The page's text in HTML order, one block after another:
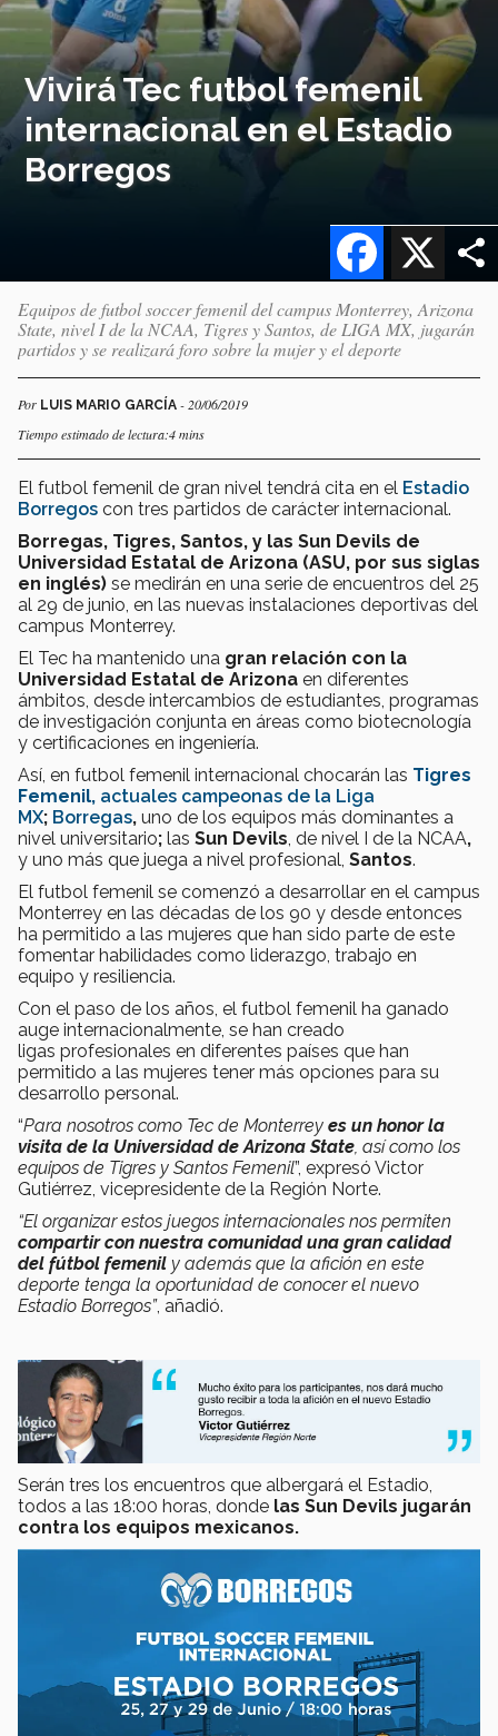
Vivirá Tec futbol femenil
internacional en el Estadio
Borregos
X
Facebook
Equipos de futbol soccer femenil del campus Monterrey, Arizona
State, nivel I de la NCAA, Tigres y Santos, de LIGA MX, jugarán
partidos y se realizará foro sobre la mujer y el deporte
Por LUIS MARIO GARCÍA - 20/06/2019
Tiempo estimado de lectura:4 mins
El futbol femenil de gran nivel tendrá cita en el Estadio
Borregos con tres partidos de carácter internacional.
Borregas, Tigres, Santos, y las Sun Devils de
Universidad Estatal de Arizona (ASU, por sus siglas
en inglés) se medirán en una serie de encuentros del 25
al 29 de junio, en las nuevas instalaciones deportivas del
campus Monterrey.
El Tec ha mantenido una gran relación con la
Universidad Estatal de Arizona en diferentes
ámbitos, desde intercambios de estudiantes, programas
de investigación conjunta en áreas como biotecnología
y certificaciones en ingeniería.
Así, en futbol femenil internacional chocarán las Tigres
Femenil, actuales campeonas de la Liga
MX; Borregas, uno de los equipos más dominantes a
nivel universitario; las Sun Devils , de nivel I de la NCAA,
y uno más que juega a nivel profesional, Santos.
El futbol femenil se comenzó a desarrollar en el campus
Monterrey en las décadas de los 90 y desde entonces
ha permitido a las mujeres que han sido parte de este
fomentar habilidades como liderazgo, trabajo en
equipo y resiliencia.
Con el paso de los años, el futbol femenil ha ganado
auge internacionalmente, se han creado
ligas profesionales en diferentes países que han
permitido a las mujeres tener más opciones para su
desarrollo personal.
“Para nosotros como Tec de Monterrey es un honor la
visita de la Universidad de Arizona State , así como los
equipos de Tigres y Santos Femenil”, expresó Victor
Gutiérrez, vicepresidente de la Región Norte.
“El organizar estos juegos internacionales nos permiten
compartir con nuestra comunidad una gran calidad
del fútbol femenil y además que la afición en este
deporte tenga la oportunidad de conocer el nuevo
Estadio Borregos”, añadió.
Serán tres los encuentros que albergará el Estadio,
todos a las 18:00 horas, donde las Sun Devils jugarán
contra los equipos mexicanos.